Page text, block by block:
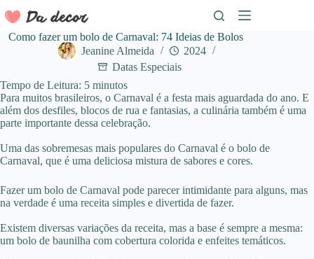
para
conteúdo
Como fazer um bolo de Carnaval: 74 Ideias de Bolos
Jeanine Almeida
2024
Datas Especiais
Tempo de Leitura: 5 minutos
Para muitos brasileiros, o Carnaval é a festa mais aguardada do ano. E
além dos desfiles, blocos de rua e fantasias, a culinária também é uma
parte importante dessa celebração.
Uma das sobremesas mais populares do Carnaval é o bolo de
Carnaval, que é uma deliciosa mistura de sabores e cores.
Fazer um bolo de Carnaval pode parecer intimidante para alguns, mas
na verdade é uma receita simples e divertida de fazer.
Existem diversas variações da receita, mas a base é sempre a mesma:
um bolo de baunilha com cobertura colorida e enfeites temáticos.